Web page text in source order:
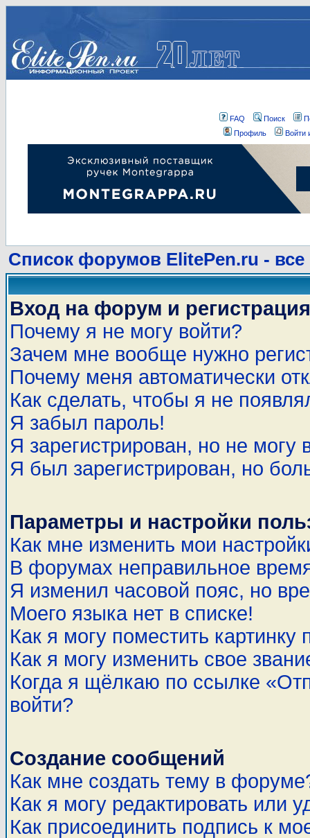
FAQ Поиск
Профиль
Войти
Список форумов ElitePen.ru - все
Вход на форум и регистрация
Почему я не могу войти?
Зачем мне вообще нужно
Почему меня автоматически
Как сделать, чтобы я не
Я забыл пароль!
Я зарегистрирован, но не могу
Я был зарегистрирован, но
Параметры и настройки
Как мне изменить мои
В форумах неправильное
Я изменил часовой пояс, но
Моего языка нет в списке!
Как я могу поместить
Как я могу изменить свое
Когда я щёлкаю по ссылке
войти?
Создание сообщений
Как мне создать тему в
Как я могу редактировать или
Как присоединить подпись к